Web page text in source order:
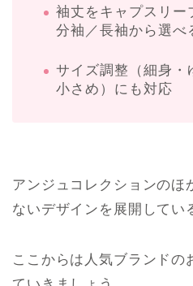
袖丈をキャプスリー
分袖／長袖から選べ
サイズ調整（細身・
小さめ）にも対応
アンジュコレクションのほ
ないデザインを展開してい
ここからは人気ブランドの